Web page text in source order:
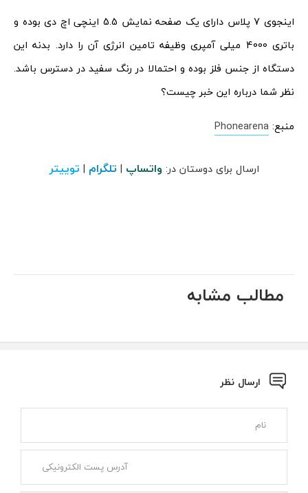
اینجوی 7 پلاس دارای یک صفحه نمایش 5.5 اینچی اچ دی بوده و
باتری 4000 میلی آمپری وظیفه تامین انرژی آن را دارد. بدنه این
دستگاه از جنس فلز بوده و احتمالا در رنگ سفید در دسترس باشد.
نظر شما درباره این خبر چیست؟
منبع: Phonearena
ارسال برای دوستان در: واتساپ | تلگرام | توییتر
مطالب مشابه
ارسال نظر